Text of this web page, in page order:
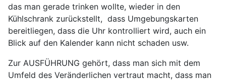
das man gerade trinken wollte, wieder in den
Kühlschrank zurückstellt, dass Umgebungskarten
bereitliegen, dass die Uhr kontrolliert wird, auch ein
Blick auf den Kalender kann nicht schaden usw.
Zur AUSFÜHRUNG gehört, dass man sich mit dem
Umfeld des Veränderlichen vertraut macht, dass man